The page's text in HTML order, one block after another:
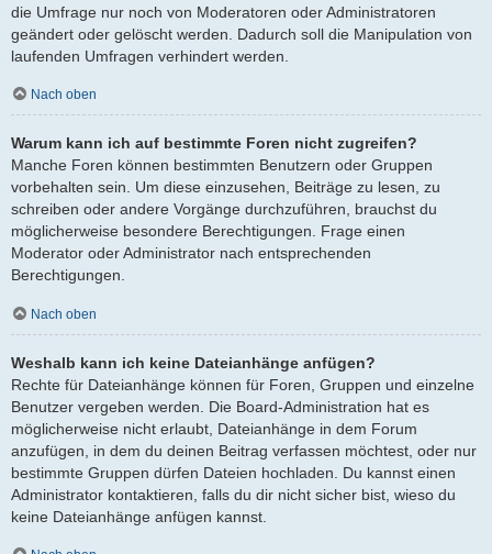
die Umfrage nur noch von Moderatoren oder Administratoren
geändert oder gelöscht werden. Dadurch soll die Manipulation von
laufenden Umfragen verhindert werden.
Nach oben
Warum kann ich auf bestimmte Foren nicht zugreifen?
Manche Foren können bestimmten Benutzern oder Gruppen
vorbehalten sein. Um diese einzusehen, Beiträge zu lesen, zu
schreiben oder andere Vorgänge durchzuführen, brauchst du
möglicherweise besondere Berechtigungen. Frage einen
Moderator oder Administrator nach entsprechenden
Berechtigungen.
Nach oben
Weshalb kann ich keine Dateianhänge anfügen?
Rechte für Dateianhänge können für Foren, Gruppen und einzelne
Benutzer vergeben werden. Die Board-Administration hat es
möglicherweise nicht erlaubt, Dateianhänge in dem Forum
anzufügen, in dem du deinen Beitrag verfassen möchtest, oder nur
bestimmte Gruppen dürfen Dateien hochladen. Du kannst einen
Administrator kontaktieren, falls du dir nicht sicher bist, wieso du
keine Dateianhänge anfügen kannst.